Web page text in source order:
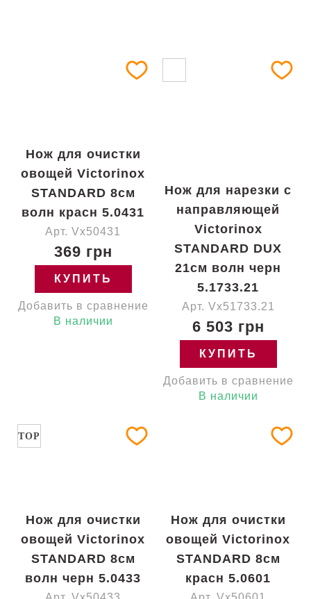
Нож для очистки
овощей Victorinox
STANDARD 8см
волн красн 5.0431
Арт. Vx50431
369 грн
КУПИТЬ
Добавить в сравнение
В наличии
Нож для нарезки с
направляющей
Victorinox
STANDARD DUX
21см волн черн
5.1733.21
Арт. Vx51733.21
6 503 грн
КУПИТЬ
Добавить в сравнение
В наличии
TOP
Нож для очистки
овощей Victorinox
STANDARD 8см
волн черн 5.0433
Нож для очистки
овощей Victorinox
STANDARD 8см
красн 5.0601